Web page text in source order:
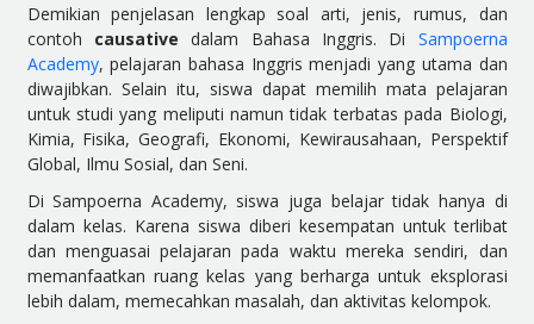
Demikian penjelasan lengkap soal arti, jenis, rumus, dan
contoh causative dalam Bahasa Inggris. Di Sampoerna
Academy, pelajaran bahasa Inggris menjadi yang utama dan
diwajibkan. Selain itu, siswa dapat memilih mata pelajaran
untuk studi yang meliputi namun tidak terbatas pada Biologi,
Kimia, Fisika, Geografi, Ekonomi, Kewirausahaan, Perspektif
Global, Ilmu Sosial, dan Seni.
Di Sampoerna Academy, siswa juga belajar tidak hanya di
dalam kelas. Karena siswa diberi kesempatan untuk terlibat
dan menguasai pelajaran pada waktu mereka sendiri, dan
memanfaatkan ruang kelas yang berharga untuk eksplorasi
lebih dalam, memecahkan masalah, dan aktivitas kelompok.